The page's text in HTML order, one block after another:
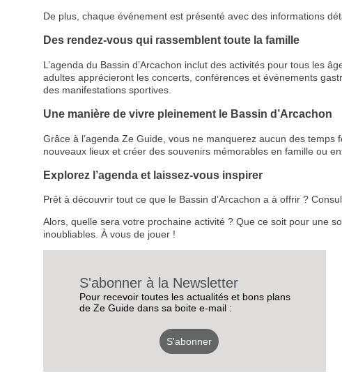
De plus, chaque événement est présenté avec des informations
Des rendez-vous qui rassemblent toute la famille
L’agenda du Bassin d’Arcachon inclut des activités pour tous les
adultes apprécieront les concerts, conférences et événements
des manifestations sportives.
Une manière de vivre pleinement le Bassin d’Arcachon
Grâce à l’agenda Ze Guide, vous ne manquerez aucun des temps
nouveaux lieux et créer des souvenirs mémorables en famille ou
Explorez l’agenda et laissez-vous inspirer
Prêt à découvrir tout ce que le Bassin d’Arcachon a à offrir ?
Alors, quelle sera votre prochaine activité ? Que ce soit pour une
inoubliables. À vous de jouer !
S'abonner à la Newsletter
Pour recevoir toutes les actualités et bons plans
de Ze Guide dans sa boite e-mail :
S'abonner